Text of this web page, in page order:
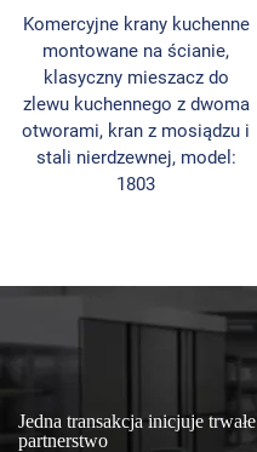
Komercyjne krany kuchenne
montowane na ścianie,
klasyczny mieszacz do
zlewu kuchennego z dwoma
otworami, kran z mosiądzu i
stali nierdzewnej, model:
1803
Jedna transakcja inicjuje trwałe
partnerstwo